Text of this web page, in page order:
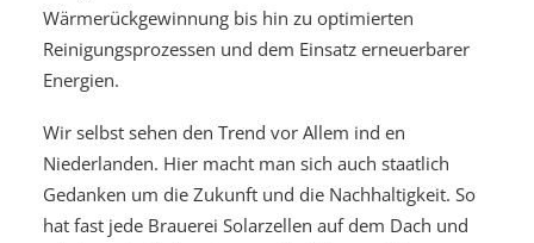
Wärmerückgewinnung bis hin zu optimierten
Reinigungsprozessen und dem Einsatz erneuerbarer
Energien.
Wir selbst sehen den Trend vor Allem ind en
Niederlanden. Hier macht man sich auch staatlich
Gedanken um die Zukunft und die Nachhaltigkeit. So
hat fast jede Brauerei Solarzellen auf dem Dach und